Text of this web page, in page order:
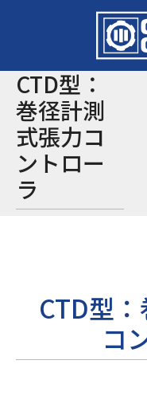
CTD型：
巻径計測
式張力コ
ントロー
ラ
CTD型
コ